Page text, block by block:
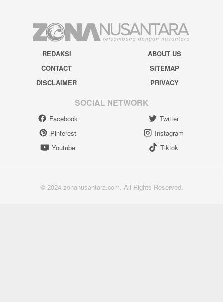
REDAKSI
ABOUT US
CONTACT
SITEMAP
DISCLAIMER
PRIVACY
SOCIAL NETWORK
Facebook
Twitter
Pinterest
Instagram
Youtube
Tiktok
© 2024 zonanusantara.com. All Rights Reserved.